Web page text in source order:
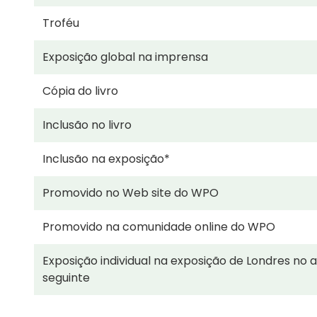
Troféu
Exposição global na imprensa
Cópia do livro
Inclusão no livro
Inclusão na exposição*
Promovido no Web site do WPO
Promovido na comunidade online do WPO
Exposição individual na exposição de Londres no
seguinte